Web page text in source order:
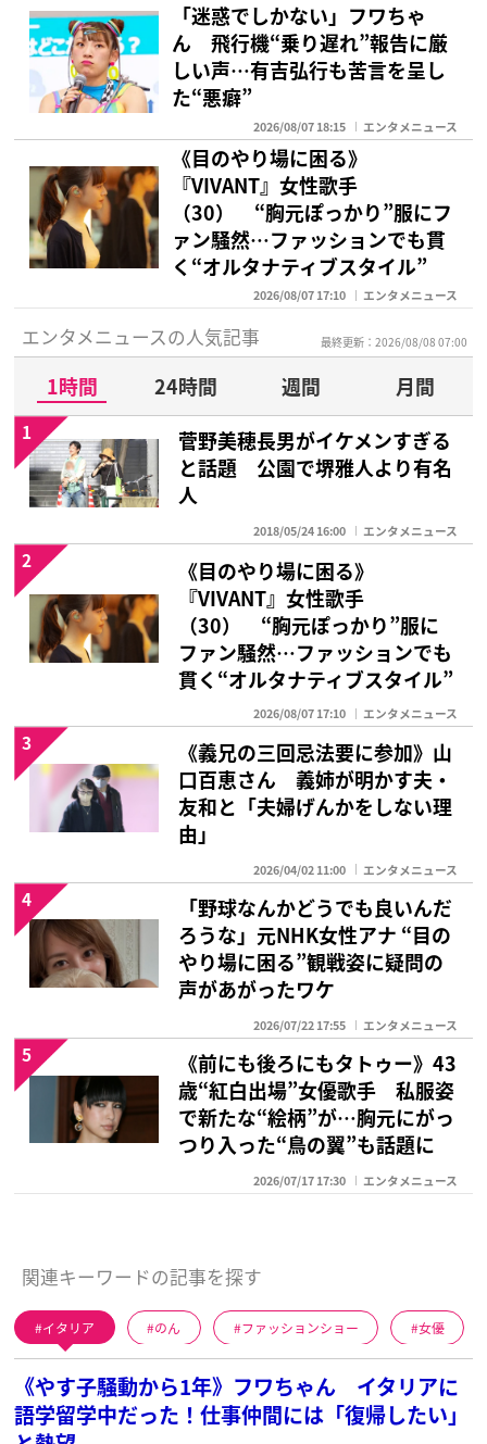
「迷惑でしかない」フワちゃ
ん 飛行機“乗り遅れ”報告に厳
しい声…有吉弘行も苦言を呈し
た“悪癖”
2026/08/07 18:15 エンタメニュース
《目のやり場に困る》
『VIVANT』女性歌手
（30） “胸元ぽっかり”服にフ
ァン騒然…ファッションでも貫
く“オルタナティブスタイル”
2026/08/07 17:10 エンタメニュース
エンタメニュースの人気記事 最終更新：2026/08/08 07:00
1時間 24時間 週間
月間
菅野美穂長男がイケメンすぎる
と話題 公園で堺雅人より有名
人
2018/05/24 16:00 エンタメニュース
1
《目のやり場に困る》
『VIVANT』女性歌手
（30） “胸元ぽっかり”服に
ファン騒然…ファッションでも
貫く“オルタナティブスタイル”
2026/08/07 17:10 エンタメニュース
2
《義兄の三回忌法要に参加》山
口百恵さん 義姉が明かす夫・
友和と「夫婦げんかをしない理
由」
2026/04/02 11:00 エンタメニュース
3
「野球なんかどうでも良いんだ
ろうな」元NHK女性アナ “目の
やり場に困る”観戦姿に疑問の
声があがったワケ
2026/07/22 17:55 エンタメニュース
4
《前にも後ろにもタトゥー》43
歳“紅白出場”女優歌手 私服姿
で新たな“絵柄”が…胸元にがっ
つり入った“鳥の翼”も話題に
2026/07/17 17:30 エンタメニュース
5
関連キーワードの記事を探す
イタリア のん ファッションショー 女優
《やす子騒動から1年》フワちゃん イタリアに
語学留学中だった！仕事仲間には「復帰したい」